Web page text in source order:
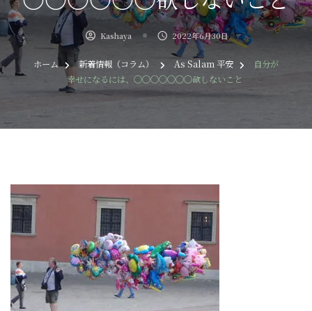
Kashaya 2022年6月30日
ホーム 新着情報（コラム） As Salam 平安
自分が
幸せになるには、〇〇〇〇〇〇〇欲しないこと